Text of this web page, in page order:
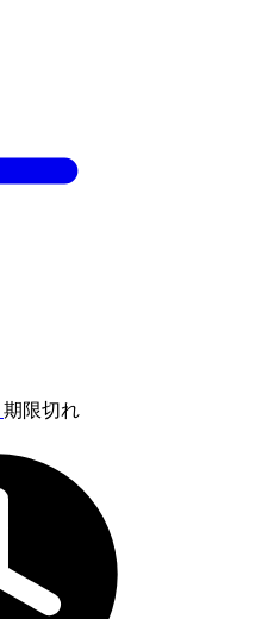
期限切れ